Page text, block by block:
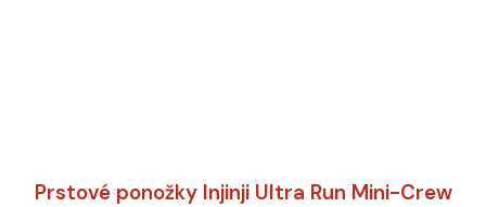
Prstové ponožky Injinji Ultra Run Mini-Crew